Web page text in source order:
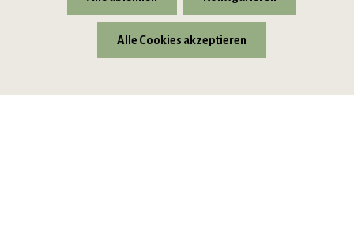
* Alle Preise inkl. gesetzl. Mehrwertsteuer zzgl.Versandkosten
Alle Cookies akzeptieren